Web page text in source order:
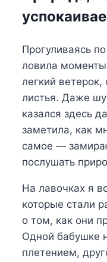
Прогуливаясь
ловила
легкий ветерок,
листья. Даже
казался здесь
заметила, как
самое —
послушать
На лавочках я
которые стали
о том, как они
Одной бабушке
плетением,